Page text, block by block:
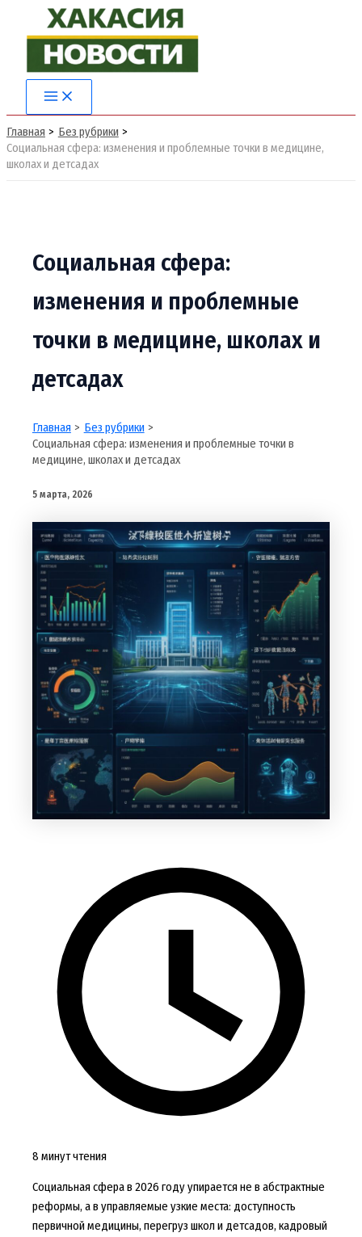
содержимому
Main
Menu
Главная
Без рубрики
Социальная сфера: изменения и проблемные точки в медицине,
школах и детсадах
Социальная сфера:
изменения и проблемные
точки в медицине, школах и
детсадах
Главная
Без рубрики
Социальная сфера: изменения и проблемные точки в
медицине, школах и детсадах
5 марта, 2026
8 минут чтения
Социальная сфера в 2026 году упирается не в абстрактные
реформы, а в управляемые узкие места: доступность
первичной медицины, перегруз школ и детсадов, кадровый